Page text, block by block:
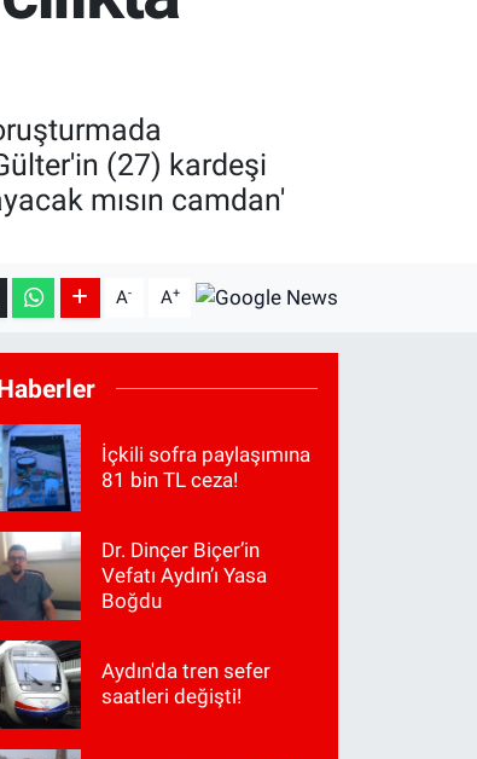
(27) kardeşi
mısın camdan'
A- A+
İçkili sofra paylaşımına
81 bin TL ceza!
Dr. Dinçer Biçer’in
Vefatı Aydın’ı Yasa
Boğdu
Aydın'da tren sefer
saatleri değişti!